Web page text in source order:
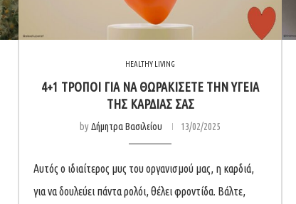
HEALTHY LIVING
4+1 ΤΡΟΠΟΙ ΓΙΑ ΝΑ ΘΩΡΑΚΙΣΕΤΕ ΤΗΝ ΥΓΕΙΑ
ΤΗΣ ΚΑΡΔΙΑΣ ΣΑΣ
byΔήμητρα Βασιλείου 13/02/2025
Αυτός ο ιδιαίτερος μυς του οργανισμού μας, η καρδιά,
για να δουλεύει πάντα ρολόι, θέλει φροντίδα. Βάλτε,